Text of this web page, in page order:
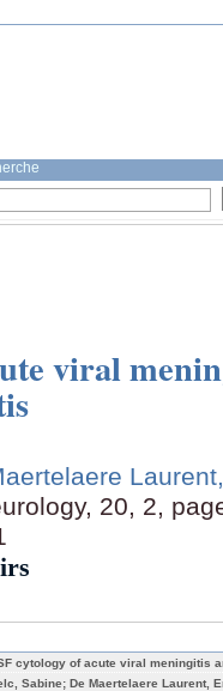
viral
20, 2,
cytology of acute viral meningitis
Sabine; De Maertelaere Laurent,